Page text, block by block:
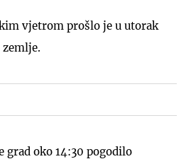
vjetrom prošlo je u utorak
grad oko 14:30 pogodilo